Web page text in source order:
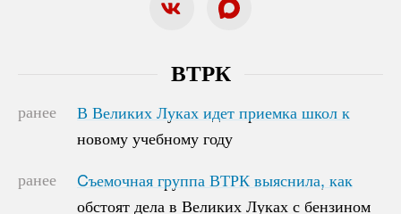
ВТРК
ранее
В Великих Луках идет приемка школ к
новому учебному году
В Великих Луках идет приемка школ к
новому учебному году
ранее
Cъемочная группа ВТРК выяснила, как
обстоят дела в Великих Луках с бензином
Cъемочная группа ВТРК выяснила, как
обстоят дела в Великих Луках с бензином